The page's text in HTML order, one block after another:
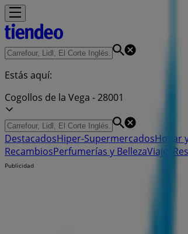
Estás aquí:
Cogollos de la Vega - 28001
DestacadosHiper-SupermercadosHogar
RecambiosPerfumerías y BellezaViajes
Publicidad